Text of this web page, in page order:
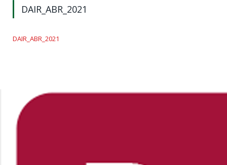
DAIR_ABR_2021
DAIR_ABR_2021